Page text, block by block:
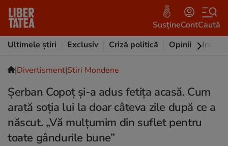
SusțineContCaută
Ultimele știri
Exclusiv Criză politică Opinii
|Divertisment|Stiri Mondene
Șerban Copoț și-a adus fetița acasă. Cum
arată soția lui la doar câteva zile după ce a
născut. „Vă mulțumim din suflet pentru
toate gândurile bune”